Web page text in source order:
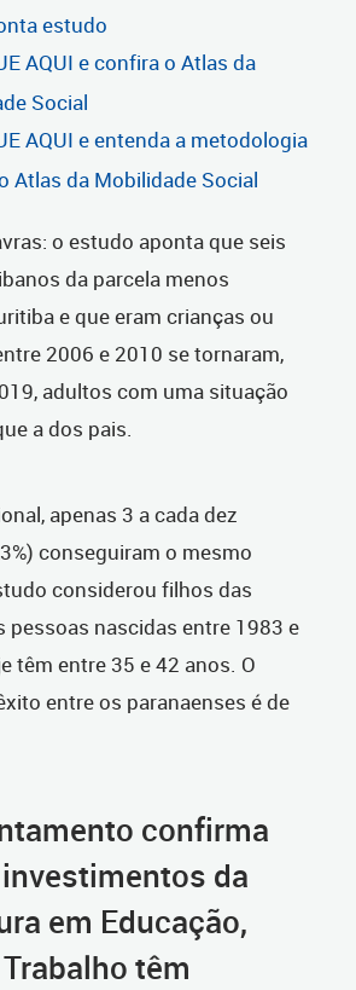
estudo
AQUI e confira o Atlas da
Social
AQUI e entenda a metodologia
Atlas da Mobilidade Social
o estudo aponta que seis
da parcela menos
e que eram crianças ou
2006 e 2010 se tornaram,
adultos com uma situação
a dos pais.
apenas 3 a cada dez
conseguiram o mesmo
considerou filhos das
pessoas nascidas entre 1983 e
têm entre 35 e 42 anos. O
entre os paranaenses é de
confirma
da
em Educação,
têm